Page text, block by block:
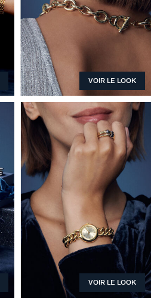
VOIR LE LOOK
VOIR LE LOOK